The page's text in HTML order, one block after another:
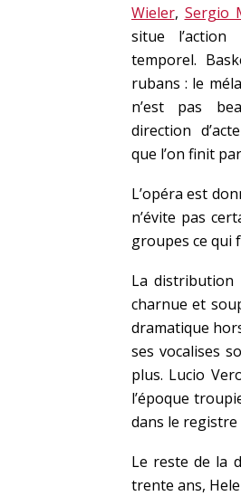
Wieler, Sergio
situe
temporel.
rubans : le
n’est pas
direction
que l’on finit
L’opéra est
n’évite pas
groupes ce qui
La distribution
charnue et
dramatique
ses vocalises
plus. Lucio
l’époque
dans le registre
Le reste de la
trente ans,